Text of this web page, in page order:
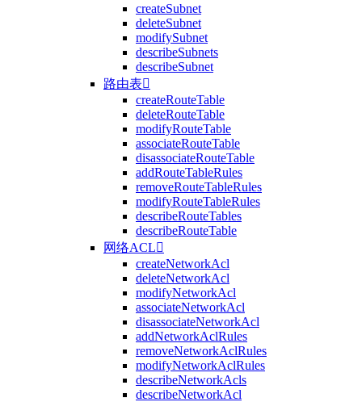
createSubnet
deleteSubnet
modifySubnet
describeSubnets
describeSubnet
路由表
createRouteTable
deleteRouteTable
modifyRouteTable
associateRouteTable
disassociateRouteTable
addRouteTableRules
removeRouteTableRules
modifyRouteTableRules
describeRouteTables
describeRouteTable
网络ACL
createNetworkAcl
deleteNetworkAcl
modifyNetworkAcl
associateNetworkAcl
disassociateNetworkAcl
addNetworkAclRules
removeNetworkAclRules
modifyNetworkAclRules
describeNetworkAcls
describeNetworkAcl